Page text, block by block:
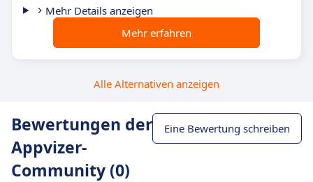
Mehr Details anzeigen
Mehr erfahren
Alle Alternativen anzeigen
Bewertungen der
Appvizer-
Community (0)
Eine Bewertung schreiben